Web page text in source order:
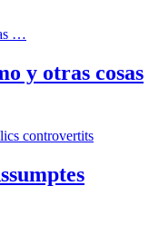
y otras cosas